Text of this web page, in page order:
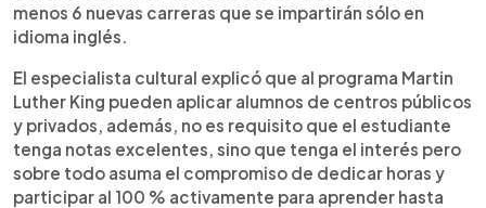
menos 6 nuevas carreras que se impartirán sólo en
idioma inglés.
El especialista cultural explicó que al programa Martin
Luther King pueden aplicar alumnos de centros públicos
y privados, además, no es requisito que el estudiante
tenga notas excelentes, sino que tenga el interés pero
sobre todo asuma el compromiso de dedicar horas y
participar al 100 % activamente para aprender hasta